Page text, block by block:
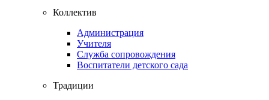
Коллектив
Администрация
Учителя
Служба сопровождения
Воспитатели детского сада
Традиции